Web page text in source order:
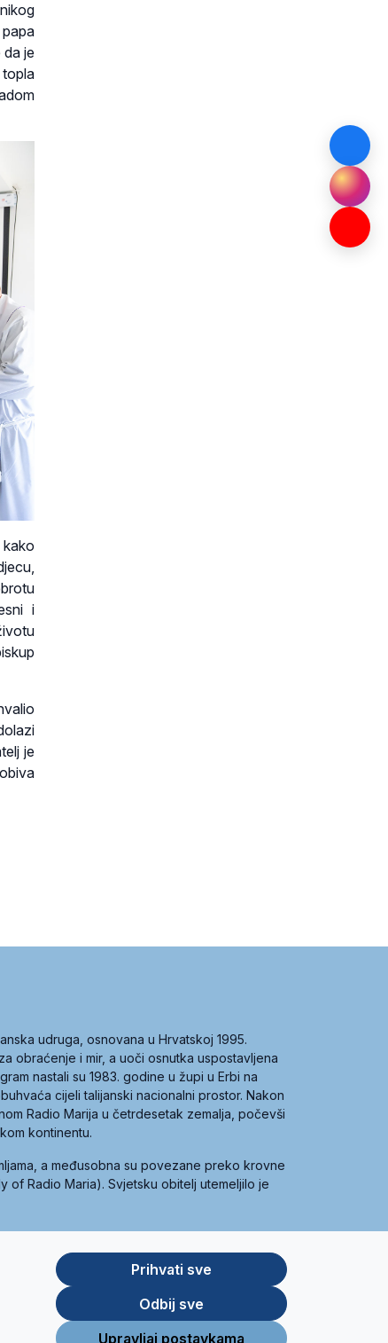
je
topla
i
je
udruga, osnovana u Hrvatskoj 1995.
obraćenje i mir, a uoči osnutka uspostavljena
nastali su 1983. godine u župi u Erbi na
cijeli talijanski nacionalni prostor. Nakon
Radio Marija u četrdesetak zemalja, počevši
kontinentu.
a međusobna su povezane preko krovne
of Radio Maria). Svjetsku obitelj utemeljilo je
Store
Prihvati sve
Odbij sve
Upravljaj postavkama